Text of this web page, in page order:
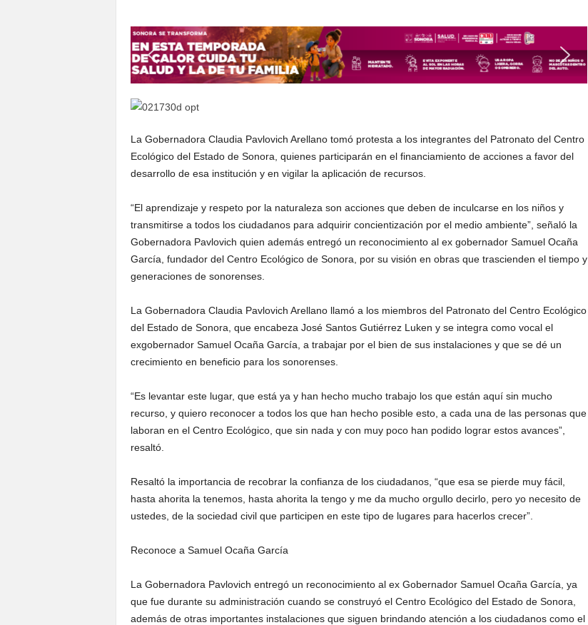
La Gobernadora Claudia Pavlovich Arellano tomó protesta a los integrantes del Patronato del Centro
Ecológico del Estado de Sonora, quienes participarán en el financiamiento de acciones a favor del
desarrollo de esa institución y en vigilar la aplicación de recursos.
“El aprendizaje y respeto por la naturaleza son acciones que deben de inculcarse en los niños y
transmitirse a todos los ciudadanos para adquirir concientización por el medio ambiente”, señaló la
Gobernadora Pavlovich quien además entregó un reconocimiento al ex gobernador Samuel Ocaña
García, fundador del Centro Ecológico de Sonora, por su visión en obras que trascienden el tiempo y
generaciones de sonorenses.
La Gobernadora Claudia Pavlovich Arellano llamó a los miembros del Patronato del Centro Ecológico
del Estado de Sonora, que encabeza José Santos Gutiérrez Luken y se integra como vocal el
exgobernador Samuel Ocaña García, a trabajar por el bien de sus instalaciones y que se dé un
crecimiento en beneficio para los sonorenses.
“Es levantar este lugar, que está ya y han hecho mucho trabajo los que están aquí sin mucho
recurso, y quiero reconocer a todos los que han hecho posible esto, a cada una de las personas que
laboran en el Centro Ecológico, que sin nada y con muy poco han podido lograr estos avances”,
resaltó.
Resaltó la importancia de recobrar la confianza de los ciudadanos, “que esa se pierde muy fácil,
hasta ahorita la tenemos, hasta ahorita la tengo y me da mucho orgullo decirlo, pero yo necesito de
ustedes, de la sociedad civil que participen en este tipo de lugares para hacerlos crecer”.
Reconoce a Samuel Ocaña García
La Gobernadora Pavlovich entregó un reconocimiento al ex Gobernador Samuel Ocaña García, ya
que fue durante su administración cuando se construyó el Centro Ecológico del Estado de Sonora,
además de otras importantes instalaciones que siguen brindando atención a los ciudadanos como el